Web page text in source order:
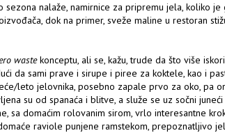
sezona nalaže, namirnice za pripremu jela, koliko je
dok na primer, sveže maline u restoran
wastekonceptu, ali se, kažu, trude da što više
da sami prave i sirupe i piree za koktele, kao i
leto jelovnika, posebno zapale prvo za oko, pa
su od spanaća i blitve, a služe se uz sočni juneći
sa domaćim rolovanim sirom, vrlo interesantne
raviole punjene ramstekom, prepoznatljivo